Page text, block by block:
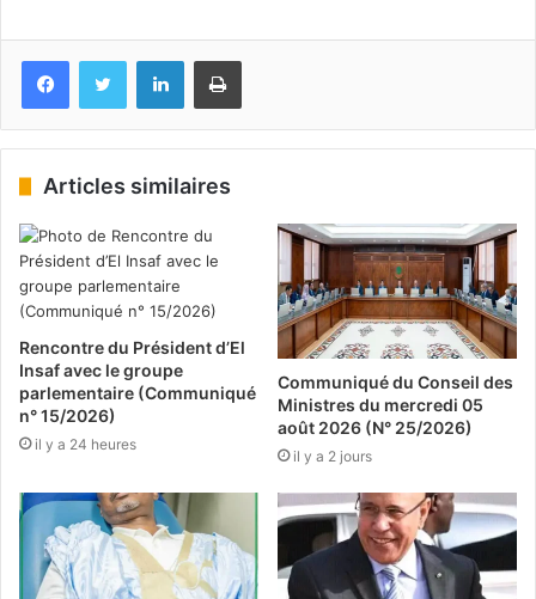
FacebookTwitter LinkedinImprimer
Articles similaires
Rencontre du Président d’El
Insaf avec le groupe
parlementaire (Communiqué
n° 15/2026)
il y a 24 heures
Communiqué du Conseil des
Ministres du mercredi 05
août 2026 (N° 25/2026)
il y a 2 jours